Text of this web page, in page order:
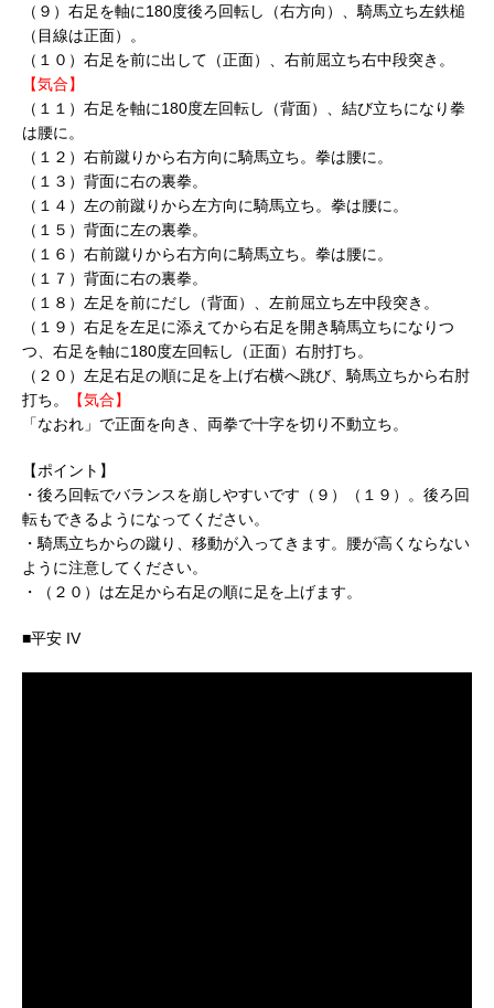
（９）右足を軸に180度後ろ回転し（右方向）、騎馬立ち左鉄槌
（目線は正面）。
（１０）右足を前に出して（正面）、右前屈立ち右中段突き。
【気合】
（１１）右足を軸に180度左回転し（背面）、結び立ちになり拳
は腰に。
（１２）右前蹴りから右方向に騎馬立ち。拳は腰に。
（１３）背面に右の裏拳。
（１４）左の前蹴りから左方向に騎馬立ち。拳は腰に。
（１５）背面に左の裏拳。
（１６）右前蹴りから右方向に騎馬立ち。拳は腰に。
（１７）背面に右の裏拳。
（１８）左足を前にだし（背面）、左前屈立ち左中段突き。
（１９）右足を左足に添えてから右足を開き騎馬立ちになりつ
つ、右足を軸に180度左回転し（正面）右肘打ち。
（２０）左足右足の順に足を上げ右横へ跳び、騎馬立ちから右肘
打ち。
【気合】
「なおれ」で正面を向き、両拳で十字を切り不動立ち。
【ポイント】
・後ろ回転でバランスを崩しやすいです（９）（１９）。後ろ回
転もできるようになってください。
・騎馬立ちからの蹴り、移動が入ってきます。腰が高くならない
ように注意してください。
・（２０）は左足から右足の順に足を上げます。
■平安 IV